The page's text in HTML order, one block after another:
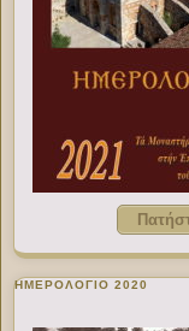
ΗΜΕΡΟΛΟΓΙΟ 2020